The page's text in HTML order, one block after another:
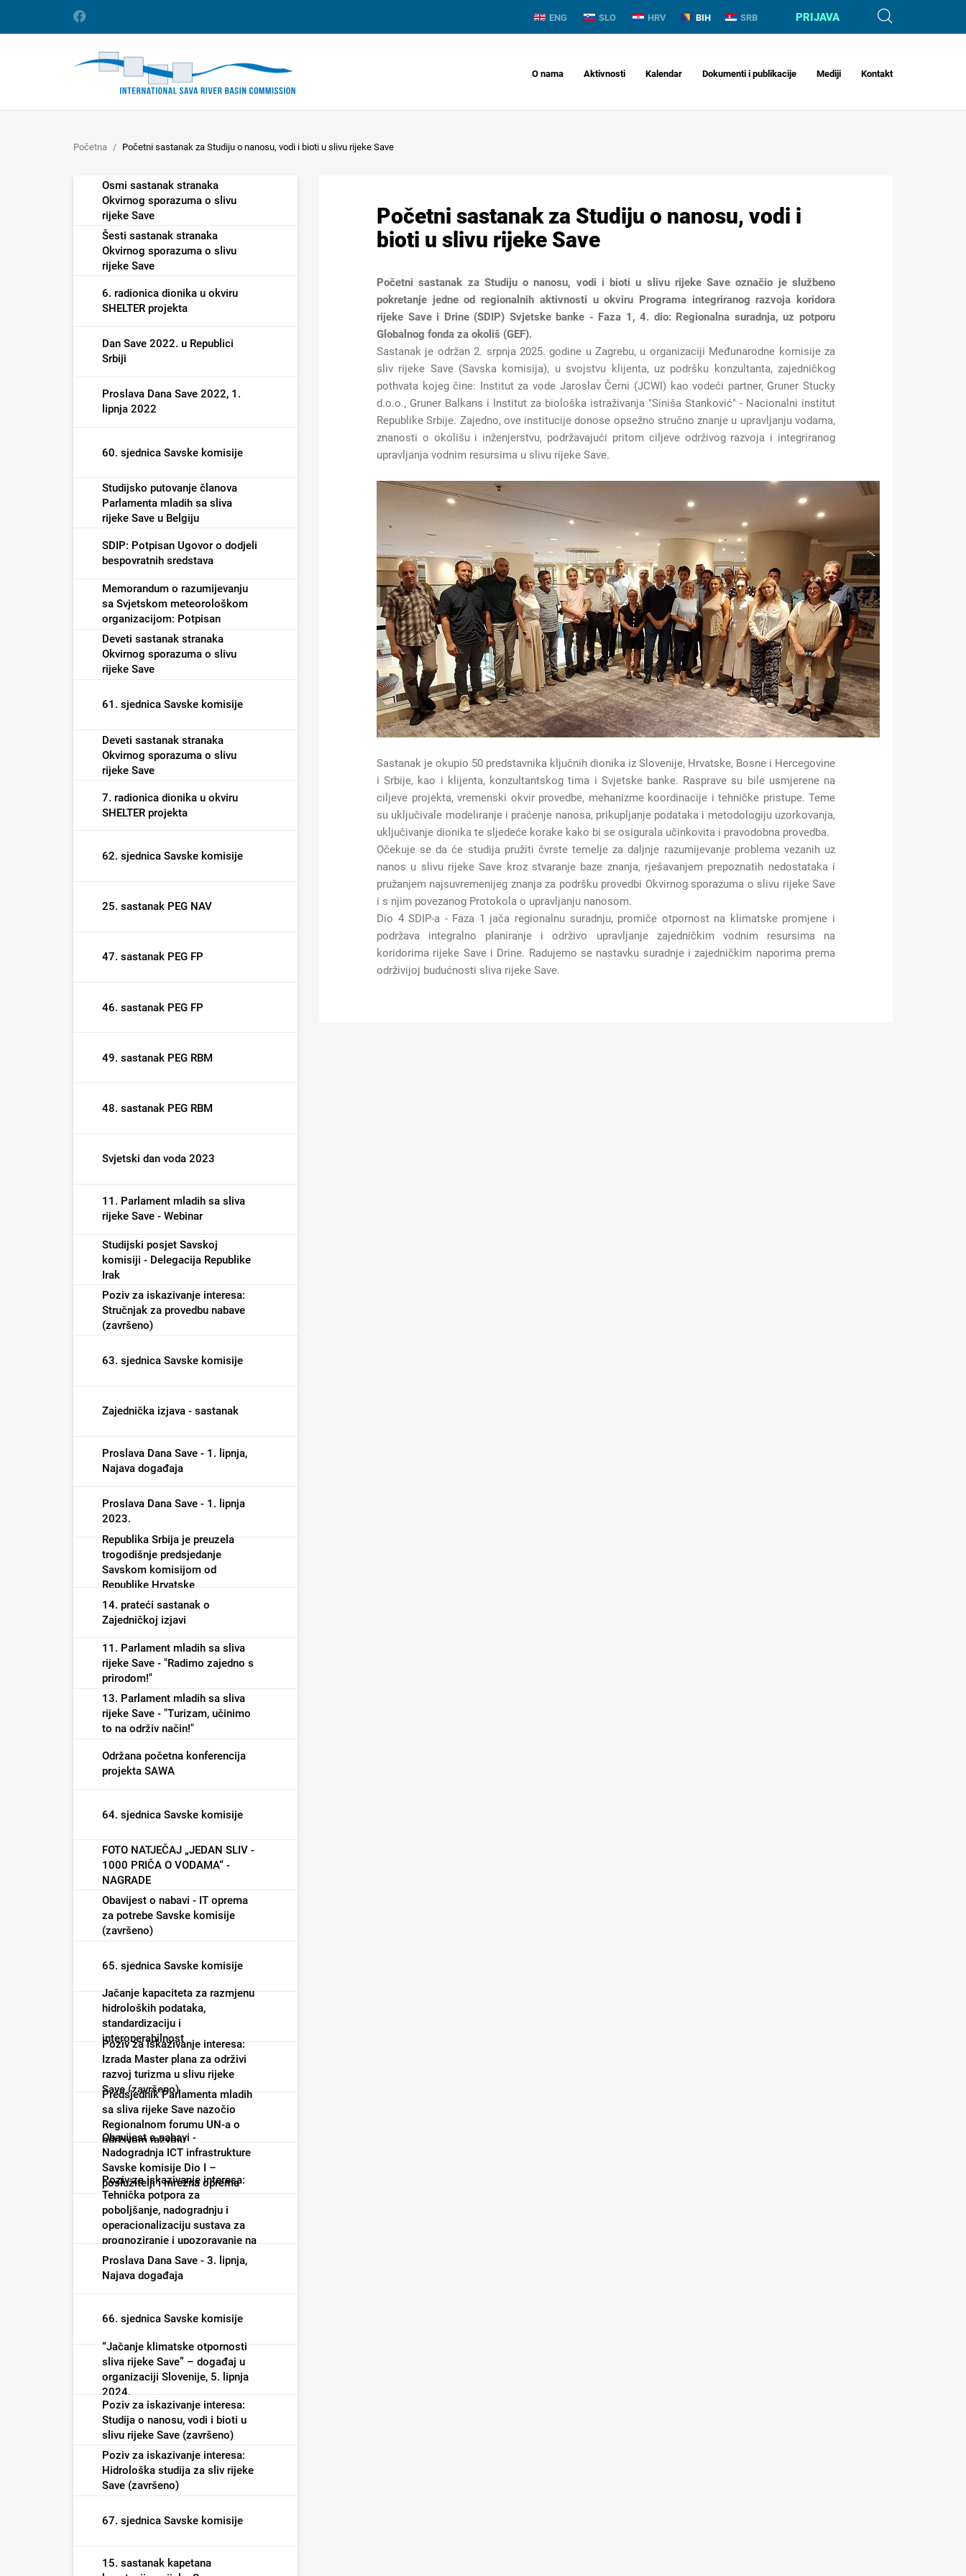
ENG SLO HRV BIH SRB PRIJAVA
O nama Aktivnosti Kalendar Dokumenti i publikacije Mediji Kontakt
Početna Početni sastanak za Studiju o nanosu, vodi i bioti u slivu rijeke Save
Osmi sastanak stranaka
Okvirnog sporazuma o slivu
rijeke Save
Šesti sastanak stranaka
Okvirnog sporazuma o slivu
rijeke Save
6. radionica dionika u okviru
SHELTER projekta
Dan Save 2022. u Republici
Srbiji
Proslava Dana Save 2022, 1.
lipnja 2022
60. sjednica Savske komisije
Studijsko putovanje članova
Parlamenta mladih sa sliva
rijeke Save u Belgiju
SDIP: Potpisan Ugovor o dodjeli
bespovratnih sredstava
Memorandum o razumijevanju
sa Svjetskom meteorološkom
organizacijom: Potpisan
Deveti sastanak stranaka
Okvirnog sporazuma o slivu
rijeke Save
61. sjednica Savske komisije
Deveti sastanak stranaka
Okvirnog sporazuma o slivu
rijeke Save
7. radionica dionika u okviru
SHELTER projekta
62. sjednica Savske komisije
25. sastanak PEG NAV
47. sastanak PEG FP
46. sastanak PEG FP
49. sastanak PEG RBM
48. sastanak PEG RBM
Svjetski dan voda 2023
11. Parlament mladih sa sliva
rijeke Save - Webinar
Studijski posjet Savskoj
komisiji - Delegacija Republike
Irak
Poziv za iskazivanje interesa:
Stručnjak za provedbu nabave
(završeno)
63. sjednica Savske komisije
Zajednička izjava - sastanak
Proslava Dana Save - 1. lipnja,
Najava događaja
Proslava Dana Save - 1. lipnja
2023.
Republika Srbija je preuzela
trogodišnje predsjedanje
Savskom komisijom od
Republike Hrvatske
14. prateći sastanak o
Zajedničkoj izjavi
11. Parlament mladih sa sliva
rijeke Save - "Radimo zajedno s
prirodom!"
13. Parlament mladih sa sliva
rijeke Save - "Turizam, učinimo
to na održiv način!"
Održana početna konferencija
projekta SAWA
64. sjednica Savske komisije
FOTO NATJEČAJ „JEDAN SLIV -
1000 PRIČA O VODAMA“ -
NAGRADE
Obavijest o nabavi - IT oprema
za potrebe Savske komisije
(završeno)
65. sjednica Savske komisije
Jačanje kapaciteta za razmjenu
hidroloških podataka,
standardizaciju i
interoperabilnost
Poziv za iskazivanje interesa:
Izrada Master plana za održivi
razvoj turizma u slivu rijeke
Save (završeno)
Predsjednik Parlamenta mladih
sa sliva rijeke Save nazočio
Regionalnom forumu UN-a o
održivom razvoju
Obavijest o nabavi -
Nadogradnja ICT infrastrukture
Savske komisije Dio I –
poslužitelji i mrežna oprema
(završeno)
Poziv za iskazivanje interesa:
Tehnička potpora za
poboljšanje, nadogradnju i
operacionalizaciju sustava za
prognoziranje i upozoravanje na
poplave i male vode (završeno)
Proslava Dana Save - 3. lipnja,
Najava događaja
66. sjednica Savske komisije
“Jačanje klimatske otpornosti
sliva rijeke Save” – događaj u
organizaciji Slovenije, 5. lipnja
2024.
Poziv za iskazivanje interesa:
Studija o nanosu, vodi i bioti u
slivu rijeke Save (završeno)
Poziv za iskazivanje interesa:
Hidrološka studija za sliv rijeke
Save (završeno)
67. sjednica Savske komisije
15. sastanak kapetana
Početni sastanak za Studiju o nanosu, vodi i
bioti u slivu rijeke Save
Početni sastanak za Studiju o nanosu, vodi i bioti u slivu rijeke Save označio je službeno
pokretanje jedne od regionalnih aktivnosti u okviru Programa integriranog razvoja koridora
rijeke Save i Drine (SDIP) Svjetske banke - Faza 1, 4. dio: Regionalna suradnja, uz potporu
Globalnog fonda za okoliš (GEF).
Sastanak je održan 2. srpnja 2025. godine u Zagrebu, u organizaciji Međunarodne komisije za
sliv rijeke Save (Savska komisija), u svojstvu klijenta, uz podršku konzultanta, zajedničkog
pothvata kojeg čine: Institut za vode Jaroslav Černi (JCWI) kao vodeći partner, Gruner Stucky
d.o.o., Gruner Balkans i Institut za biološka istraživanja "Siniša Stanković" - Nacionalni institut
Republike Srbije. Zajedno, ove institucije donose opsežno stručno znanje u upravljanju vodama,
znanosti o okolišu i inženjerstvu, podržavajući pritom ciljeve održivog razvoja i integriranog
upravljanja vodnim resursima u slivu rijeke Save.
Sastanak je okupio 50 predstavnika ključnih dionika iz Slovenije, Hrvatske, Bosne i Hercegovine
i Srbije, kao i klijenta, konzultantskog tima i Svjetske banke. Rasprave su bile usmjerene na
ciljeve projekta, vremenski okvir provedbe, mehanizme koordinacije i tehničke pristupe. Teme
su uključivale modeliranje i praćenje nanosa, prikupljanje podataka i metodologiju uzorkovanja,
uključivanje dionika te sljedeće korake kako bi se osigurala učinkovita i pravodobna provedba.
Očekuje se da će studija pružiti čvrste temelje za daljnje razumijevanje problema vezanih uz
nanos u slivu rijeke Save kroz stvaranje baze znanja, rješavanjem prepoznatih nedostataka i
pružanjem najsuvremenijeg znanja za podršku provedbi Okvirnog sporazuma o slivu rijeke Save
i s njim povezanog Protokola o upravljanju nanosom.
Dio 4 SDIP-a - Faza 1 jača regionalnu suradnju, promiče otpornost na klimatske promjene i
podržava integralno planiranje i održivo upravljanje zajedničkim vodnim resursima na
koridorima rijeke Save i Drine. Radujemo se nastavku suradnje i zajedničkim naporima prema
održivijoj budućnosti sliva rijeke Save.